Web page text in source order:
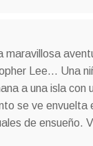
era:
maravillosa
Lee… Una
a una isla con
se ve envuelta
de ensueño.